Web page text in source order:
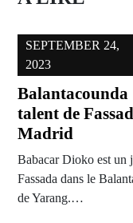
SEPTEMBER 24,
2023
Balantacounda
talent de
Madrid
Babacar Dioko est un
Fassada dans le
de Yarang.…